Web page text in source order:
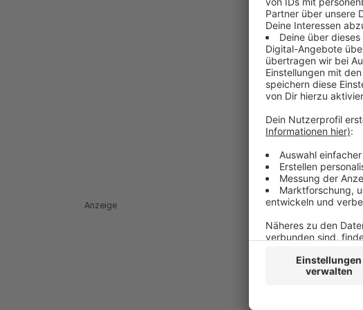
Anzeige